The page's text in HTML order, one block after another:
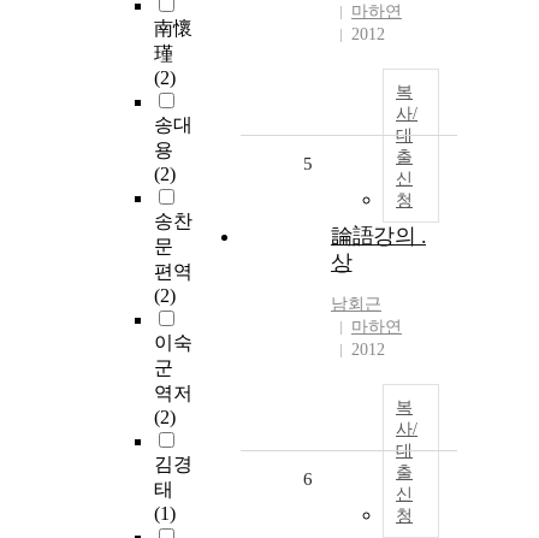
南懷
瑾
(2)
송대
용
(2)
송찬
문
편역
(2)
이숙
군
역저
(2)
김경
태
(1)
마하연
2012
복
사/
대
출
신
청
5
論語강의 .
상
남회근
마하연
2012
복
사/
대
출
신
청
6